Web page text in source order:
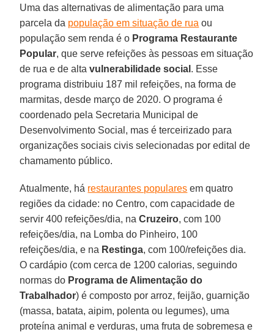
Uma das alternativas de alimentação para uma
parcela da população em situação de rua ou
população sem renda é o Programa Restaurante
Popular, que serve refeições às pessoas em situação
de rua e de altavulnerabilidade social . Esse
programa distribuiu 187 mil refeições, na forma de
marmitas, desde março de 2020. O programa é
coordenado pela Secretaria Municipal de
Desenvolvimento Social, mas é terceirizado para
organizações sociais civis selecionadas por edital de
chamamento público.
Atualmente, há restaurantes populares em quatro
regiões da cidade: no Centro, com capacidade de
servir 400 refeições/dia, naCruzeiro, com 100
refeições/dia, na Lomba do Pinheiro, 100
refeições/dia, e na Restinga, com 100/refeições dia.
O cardápio (com cerca de 1200 calorias, seguindo
normas do Programa de Alimentação do
Trabalhador) é composto por arroz, feijão, guarnição
(massa, batata, aipim, polenta ou legumes), uma
proteína animal e verduras, uma fruta de sobremesa e